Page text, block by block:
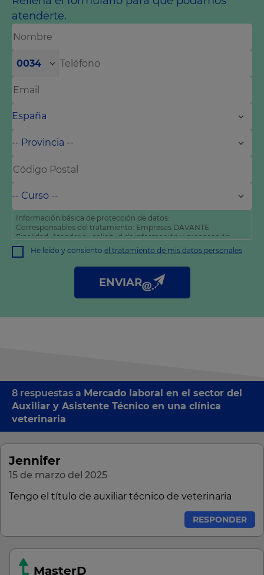
atenderte.
0034
Información básica de protección de datos:
Corresponsables del tratamiento: Empresas DAVANTE
Finalidad: Atender su solicitud de información y prospección
comercial
Derechos: Puede acceder, rectificar y suprimir sus datos, así
como otros derechos tal y como se explica en nuestra
He leído y consiento el tratamiento de mis datos personales
ENVIAR
8 respuestas a Mercado laboral en el sector del
Auxiliar y Asistente Técnico en una clínica
veterinaria
Jennifer
15 de marzo del 2025
Tengo el título de auxiliar técnico de veterinaria
RESPONDER
MasterD